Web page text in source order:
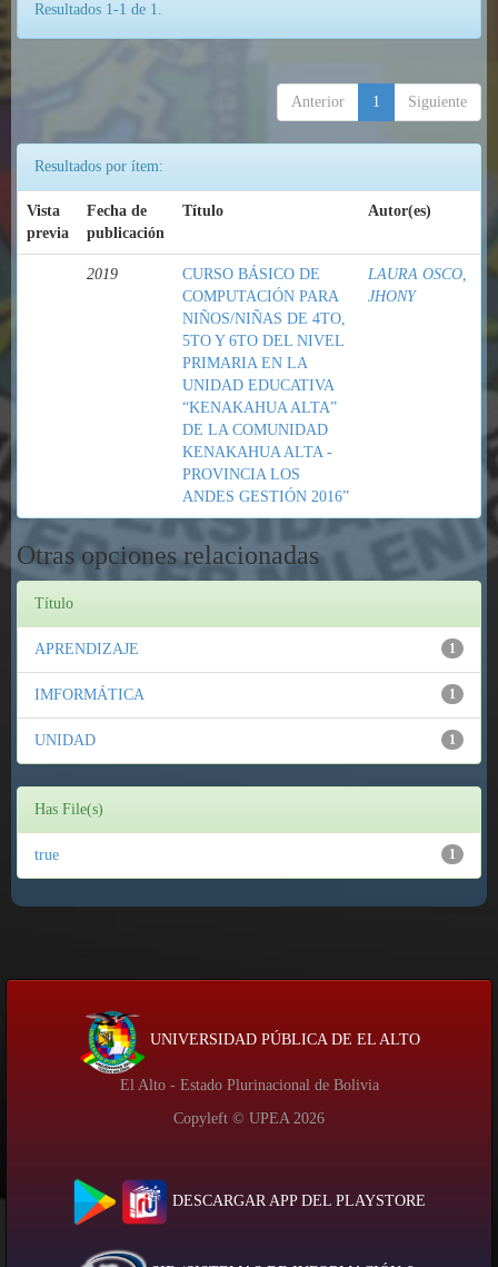
Resultados 1-1 de 1.
Anterior 1 Siguiente
Resultados por ítem:
Vista
previa
Fecha de
publicación
Título Autor(es)
2019
CURSO BÁSICO DE
COMPUTACIÓN PARA
NIÑOS/NIÑAS DE 4TO,
5TO Y 6TO DEL NIVEL
PRIMARIA EN LA
UNIDAD EDUCATIVA
“KENAKAHUA ALTA”
DE LA COMUNIDAD
KENAKAHUA ALTA -
PROVINCIA LOS
ANDES GESTIÓN 2016”
LAURA OSCO,
JHONY
Otras opciones relacionadas
Título
1
APRENDIZAJE
1
IMFORMÁTICA
1
UNIDAD
Has File(s)
1
true
UNIVERSIDAD PÚBLICA DE EL ALTO
El Alto - Estado Plurinacional de Bolivia
Copyleft © UPEA 2026
DESCARGAR APP DEL PLAYSTORE